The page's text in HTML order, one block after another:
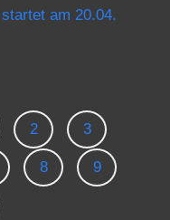
am 20.04.
2 3
8 9